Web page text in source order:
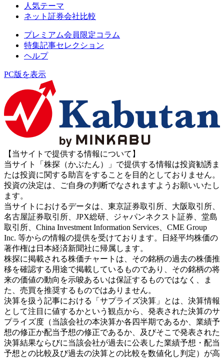
人気テーマ
ネット証券会社比較
プレミアム会員限定コラム
特集記事セレクション
ヘルプ
PC版を表示
【当サイトで提供する情報について】
当サイト「株探（かぶたん）」で提供する情報は投資勧誘ま
たは投資に関する助言をすることを目的としておりません。
投資の決定は、ご自身の判断でなされますようお願いいたし
ます。
当サイトにおけるデータは、東京証券取引所、大阪取引所、
名古屋証券取引所、JPX総研、ジャパンネクスト証券、堂島
取引所、China Investment Information Services、CME Group
Inc. 等からの情報の提供を受けております。日経平均株価の
著作権は日本経済新聞社に帰属します。
株探に掲載される株価チャートは、その銘柄の過去の株価推
移を確認する用途で掲載しているものであり、その銘柄の将
来の価値の動向を示唆あるいは保証するものではなく、ま
た、売買を推奨するものではありません。
決算を扱う記事における「サプライズ決算」とは、決算情報
として注目に値するかという観点から、発表された決算のサ
プライズ度（当該会社の本決算か各四半期であるか、業績予
想の修正か配当予想の修正であるか、及びそこで発表された
決算結果ならびに当該会社が過去に公表した業績予想・配当
予想との比較及び過去の決算との比較を数値化し判定）が高